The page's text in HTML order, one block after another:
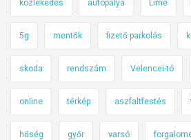
közlekedés autópálya Lime
5g mentők fizető parkolás
skoda rendszám Velencei-tó
online térkép aszfaltfestés
hőség győr varsó